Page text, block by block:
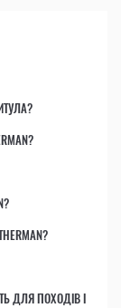
ДЛЯ ПОХОДІВ І